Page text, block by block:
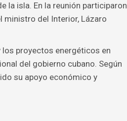
la isla. En la reunión participaron
ministro del Interior, Lázaro
los proyectos energéticos en
del gobierno cubano. Según
su apoyo económico y